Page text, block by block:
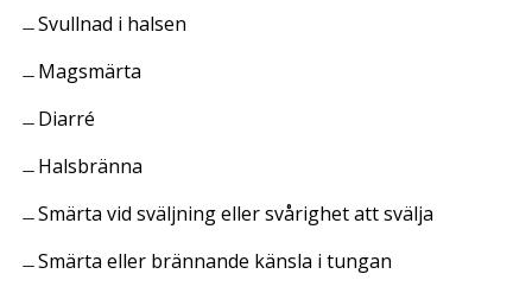
Svullnad i halsen
Magsmärta
Diarré
Halsbränna
Smärta vid sväljning eller svårighet att svälja
Smärta eller brännande känsla i tungan